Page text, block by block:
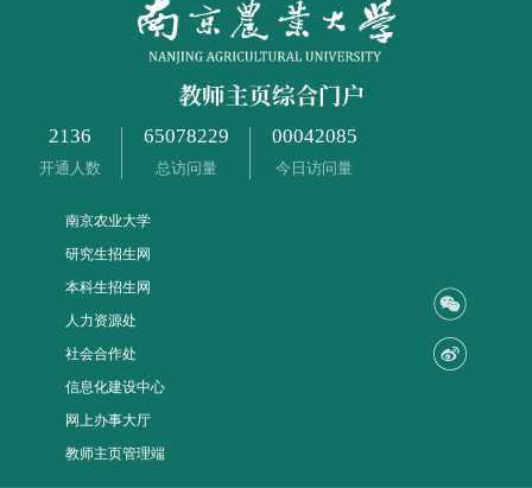
2136
开通人数
65078229
总访问量
00042085
今日访问量
南京农业大学
研究生招生网
本科生招生网
人力资源处
社会合作处
信息化建设中心
网上办事大厅
教师主页管理端